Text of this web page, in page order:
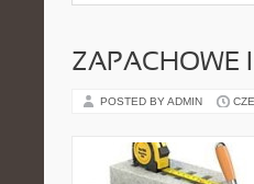
ZAPACHOWE
POSTED BY ADMIN